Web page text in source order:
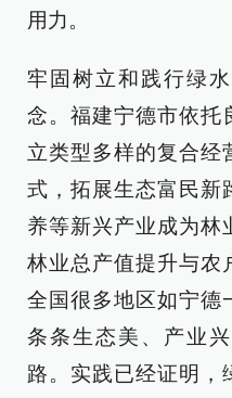
用力。
牢固树立和践行绿
念。福建宁德市依托
立类型多样的复合经
式，拓展生态富民新
养等新兴产业成为林
林业总产值提升与农
全国很多地区如宁德
条条生态美、产业
路。实践已经证明，